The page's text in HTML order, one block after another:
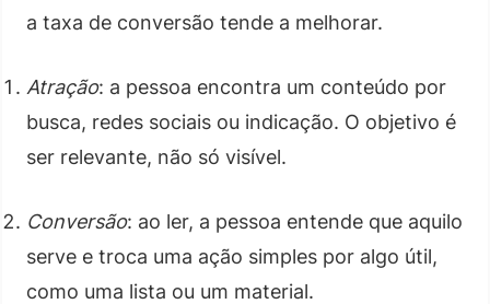
a taxa de conversão tende a melhorar.
Atração: a pessoa encontra um conteúdo por
busca, redes sociais ou indicação. O objetivo é
ser relevante, não só visível.
Conversão: ao ler, a pessoa entende que aquilo
serve e troca uma ação simples por algo útil,
como uma lista ou um material.